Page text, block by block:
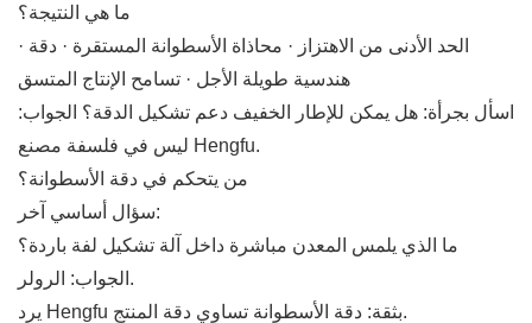
ما هي النتيجة؟
· الحد الأدنى من الاهتزاز · محاذاة الأسطوانة المستقرة · دقة
هندسية طويلة الأجل · تسامح الإنتاج المتسق
اسأل بجرأة: هل يمكن للإطار الخفيف دعم تشكيل الدقة؟ الجواب:
ليس في فلسفة مصنع Hengfu.
من يتحكم في دقة الأسطوانة؟
سؤال أساسي آخر:
ما الذي يلمس المعدن مباشرة داخل آلة تشكيل لفة باردة؟
الجواب: الرولر.
يرد Hengfu بثقة: دقة الأسطوانة تساوي دقة المنتج.